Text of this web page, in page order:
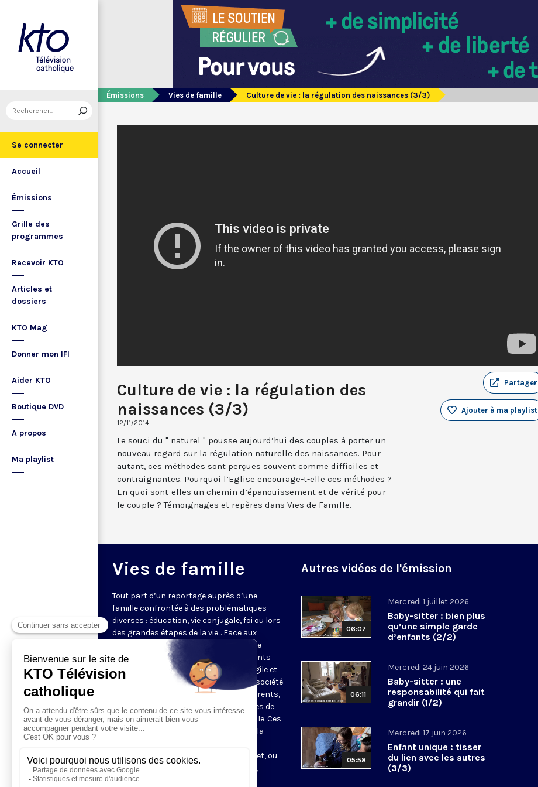
Se connecter
Accueil
Émissions
Grille des
programmes
Recevoir KTO
Articles et
dossiers
KTO Mag
Donner mon IFI
Aider KTO
Boutique DVD
A propos
Ma playlist
Émissions Vies de famille Culture de vie : la régulation des naissances (3/3)
Culture de vie : la régulation des
naissances (3/3)
12/11/2014
Partager
Ajouter à ma playlist
Le souci du " naturel " pousse aujourd’hui des couples à porter un
nouveau regard sur la régulation naturelle des naissances. Pour
autant, ces méthodes sont perçues souvent comme difficiles et
contraignantes. Pourquoi l’Eglise encourage-t-elle ces méthodes ?
En quoi sont-elles un chemin d’épanouissement et de vérité pour
le couple ? Témoignages et repères dans Vies de Famille.
Vies de famille
Tout part d’un reportage auprès d’une
famille confrontée à des problématiques
diverses : éducation, vie conjugale, foi ou lors
des grandes étapes de la vie... Face aux
questions très concrètes, KTO propose
repères et conseils avec des intervenants
d'expérience qui s’appuient sur l’Evangile et
l’anthropologie chrétienne. Dans une société
en pleine évolution, jeunes couples, parents,
grands-parents y trouveront des pistes de
réflexion pour soutenir leur vie de famille. Ces
programmes de 5 minutes sont mis à la
communautés, pour leurs sites internet, ou
être projetés pour introduire réunions,
ateliers ou conférences.
Autres vidéos de l'émission
06:07
Mercredi 1 juillet 2026
Baby-sitter : bien plus
qu’une simple garde
d’enfants (2/2)
06:11
Mercredi 24 juin 2026
Baby-sitter : une
responsabilité qui fait
grandir (1/2)
05:58
Mercredi 17 juin 2026
Enfant unique : tisser
du lien avec les autres
(3/3)